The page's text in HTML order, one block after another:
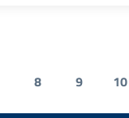
8 9 10